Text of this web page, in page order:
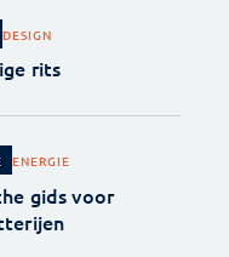
DESIGN
rits
ENERGIE
gids voor